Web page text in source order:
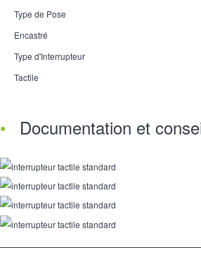
Type de Pose
Encastré
Type d'Interrupteur
Tactile
Documentation et